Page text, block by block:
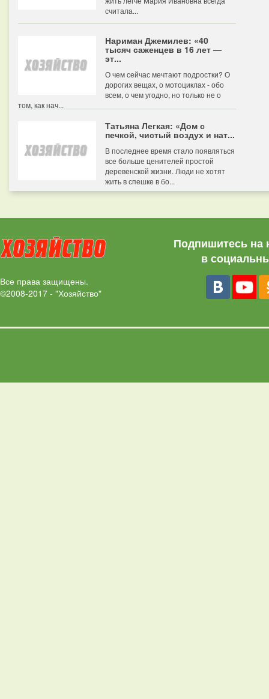
считала...
Нариман Джемилев: «40
тысяч саженцев в 16 лет —
эт...
О чем сейчас мечтают подростки? О
дорогих вещах, о мотоциклах - обо
всем, о чем угодно, но только не о
том, как нач...
Татьяна Легкая: «Дом с
печкой, чистый воздух и нат...
В последнее время стало появляться
все больше ценителей простой
деревенской жизни. Люди не хотят
жить в спешке в бо...
Все права защищены.
©2008-2017 - "Хозяйство"
Подпишитесь на
в